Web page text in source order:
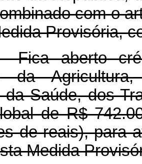
com o
Provisória,
aberto
da
da Saúde, dos
de R$
de reais), para
Medida